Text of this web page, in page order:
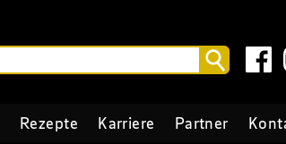
Rezepte Karriere Partner